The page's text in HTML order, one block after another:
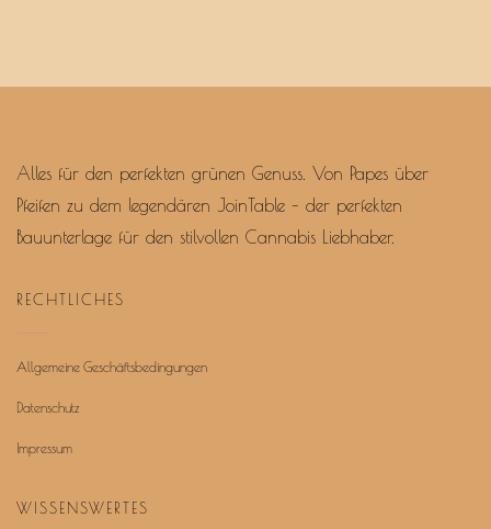
Alles für den perfekten grünen Genuss. Von Papes über
Pfeifen zu dem legendären JoinTable – der perfekten
Bauunterlage für den stilvollen Cannabis Liebhaber.
RECHTLICHES
Allgemeine Geschäftsbedingungen
Datenschutz
Impressum
WISSENSWERTES